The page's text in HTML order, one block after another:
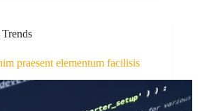
Trends
praesent elementum facilisis